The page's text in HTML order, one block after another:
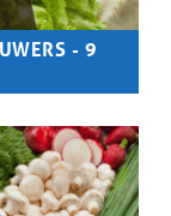
- 9